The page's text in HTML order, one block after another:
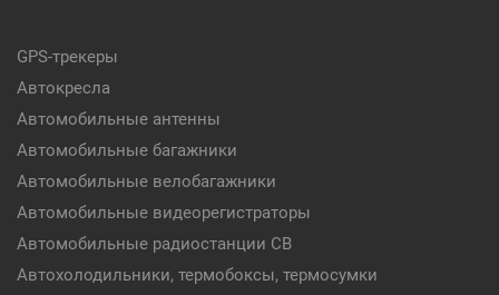
GPS-трекеры
Автокресла
Автомобильные антенны
Автомобильные багажники
Автомобильные велобагажники
Автомобильные видеорегистраторы
Автомобильные радиостанции CB
Автохолодильники, термобоксы, термосумки